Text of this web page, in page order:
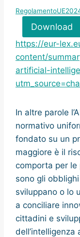
Download
https://eur-
content/
artificial-
In altre parole
normativo
fondato su un
maggiore è il
comporta per le
sono gli
sviluppano o lo
a conciliare
cittadini e